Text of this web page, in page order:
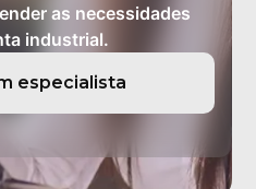
as necessidades
industrial.
especialista